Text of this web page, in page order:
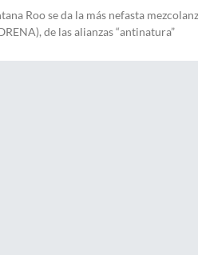
Roo se da la más nefasta
de las alianzas “antinatura”